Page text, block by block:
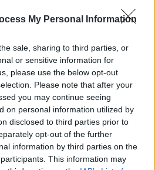
My Personal Information
sale, sharing to third parties, or
or sensitive information for
please use the below opt-out
Please note that after your
you may continue seeing
on personal information utilized by
disclosed to third parties prior to
opt-out of the further
information by third parties on the
This information may
inte bryr sig, utan det
inte är insatt nog att se på
kan vara:
du menar